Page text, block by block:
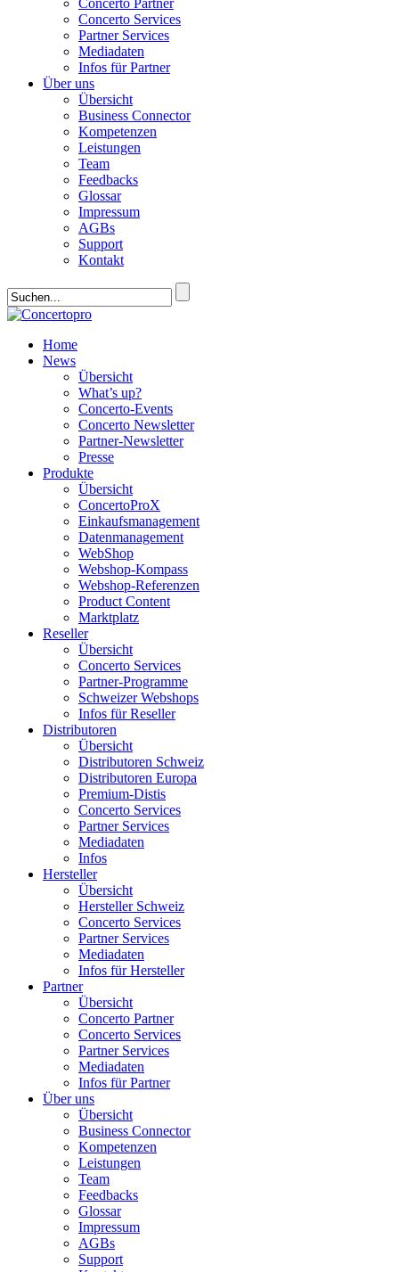
Concerto Partner
Concerto Services
Partner Services
Mediadaten
Infos für Partner
Über uns
Übersicht
Business Connector
Kompetenzen
Leistungen
Team
Feedbacks
Glossar
Impressum
AGBs
Support
Kontakt
Home
News
Übersicht
What’s up?
Concerto-Events
Concerto Newsletter
Partner-Newsletter
Presse
Produkte
Übersicht
ConcertoProX
Einkaufsmanagement
Datenmanagement
WebShop
Webshop-Kompass
Webshop-Referenzen
Product Content
Marktplatz
Reseller
Übersicht
Concerto Services
Partner-Programme
Schweizer Webshops
Infos für Reseller
Distributoren
Übersicht
Distributoren Schweiz
Distributoren Europa
Premium-Distis
Concerto Services
Partner Services
Mediadaten
Infos
Hersteller
Übersicht
Hersteller Schweiz
Concerto Services
Partner Services
Mediadaten
Infos für Hersteller
Partner
Übersicht
Concerto Partner
Concerto Services
Partner Services
Mediadaten
Infos für Partner
Über uns
Übersicht
Business Connector
Kompetenzen
Leistungen
Team
Feedbacks
Glossar
Impressum
AGBs
Support